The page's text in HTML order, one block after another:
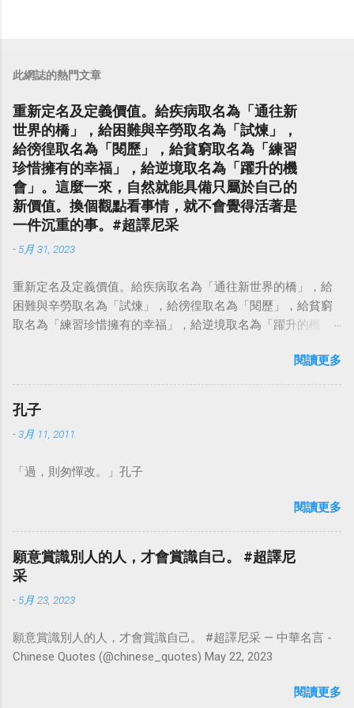
此網誌的熱門文章
重新定名及定義價值。給疾病取名為「通往新
世界的橋」，給困難與辛勞取名為「試煉」，
給徬徨取名為「閱歷」，給貧窮取名為「練習
珍惜擁有的幸福」，給逆境取名為「躍升的機
會」。這麼一來，自然就能具備只屬於自己的
新價值。換個觀點看事情，就不會覺得活著是
一件沉重的事。#超譯尼采
- 5月 31, 2023
重新定名及定義價值。給疾病取名為「通往新世界的橋」，給
困難與辛勞取名為「試煉」，給徬徨取名為「閱歷」，給貧窮
取名為「練習珍惜擁有的幸福」，給逆境取名為「躍升的機
點看事情，就不會覺得活著是一件沉重的事。#超譯尼采 — 中
華名言 - Chinese Quotes (@chinese_quotes) May 23, 2023
閱讀更多
孔子
-3月 11, 2011
「過，則匆憚改。」孔子
閱讀更多
願意賞識別人的人，才會賞識自己。 #超譯尼
采
- 5月 23, 2023
願意賞識別人的人，才會賞識自己。 #超譯尼采 — 中華名言 -
Chinese Quotes (@chinese_quotes) May 22, 2023
閱讀更多